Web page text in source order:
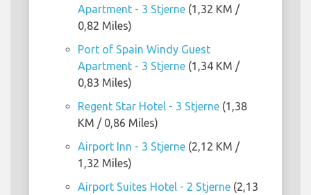
Apartment - 3 Stjerne (1,32 KM /
0,82 Miles)
Port of Spain Windy Guest
Apartment - 3 Stjerne (1,34 KM /
0,83 Miles)
Regent Star Hotel - 3 Stjerne (1,38
KM / 0,86 Miles)
Airport Inn - 3 Stjerne (2,12 KM /
1,32 Miles)
Airport Suites Hotel - 2 Stjerne (2,13